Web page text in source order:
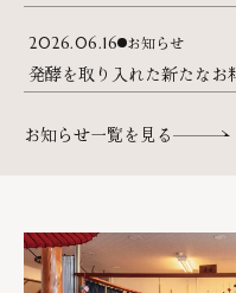
2026.06.16 お知らせ
発酵を取り入れた新たなお
お知らせ一覧を見る